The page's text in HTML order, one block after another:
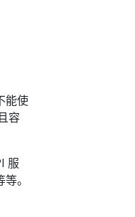
能使
容
服
。